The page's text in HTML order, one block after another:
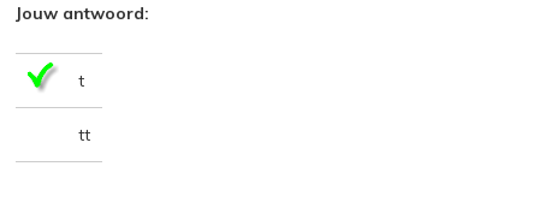
Jouw antwoord:
t
tt